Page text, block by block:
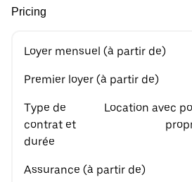
Pricing
Loyer mensuel (à partir de)
Premier loyer (à partir de)
Type de
contrat et
durée
Location avec
Assurance (à partir de)